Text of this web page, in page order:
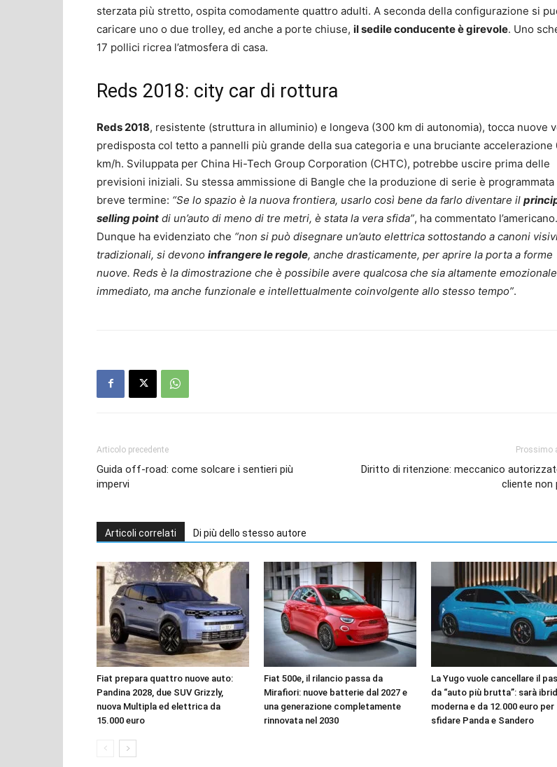
sterzata più stretto, ospita comodamente quattro adulti. A seconda della configurazione si
caricare uno o due trolley, ed anche a porte chiuse, il sedile conducente è girevole. Uno
17 pollici ricrea l’atmosfera di casa.
Reds 2018: city car di rottura
Reds 2018, resistente (struttura in alluminio) e longeva (300 km di autonomia), tocca nuove
predisposta col tetto a pannelli più grande della sua categoria e una bruciante accelerazione
km/h. Sviluppata per China Hi-Tech Group Corporation (CHTC), potrebbe uscire prima delle
previsioni iniziali. Su stessa ammissione di Bangle che la produzione di serie è programmata
breve termine: “Se lo spazio è la nuova frontiera, usarlo così bene da farlo diventare il
selling point di un’auto di meno di tre metri, è stata la vera sfida”, ha commentato l’americano.
Dunque ha evidenziato che “non si può disegnare un’auto elettrica sottostando a canoni
tradizionali, si devono infrangere le regole, anche drasticamente, per aprire la porta a forme
nuove. Reds è la dimostrazione che è possibile avere qualcosa che sia altamente
immediato, ma anche funzionale e intellettualmente coinvolgente allo stesso tempo”.
Articolo precedente
Guida off-road: come solcare i sentieri più
impervi
Prossimo
Diritto di ritenzione: meccanico
cliente non
Articoli correlati Di più dello stesso autore
Fiat prepara quattro nuove auto:
Pandina 2028, due SUV Grizzly,
nuova Multipla ed elettrica da
15.000 euro
Fiat 500e, il rilancio passa da
Mirafiori: nuove batterie dal 2027 e
una generazione completamente
rinnovata nel 2030
La Yugo vuole cancellare il
da “auto più brutta”: sarà
moderna e da 12.000 euro per
sfidare Panda e Sandero